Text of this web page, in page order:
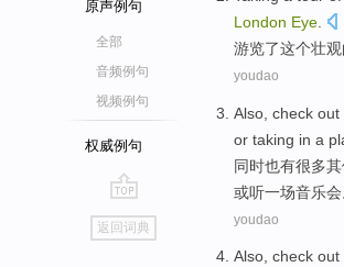
原声例句
全部
音频例句
视频例句
权威例句
go
top
返回词典
London Eye
游览了这个壮观
youdao
Also , check
or taking in a
同时也有很多
或听一场音乐会
youdao
Also, check out